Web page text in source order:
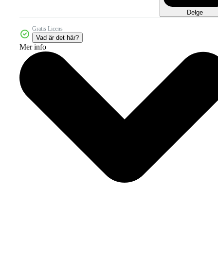
Delge
Gratis Licens
Vad är det här?
Mer info